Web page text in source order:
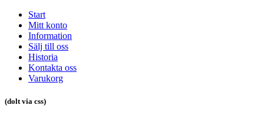
Start
Mitt konto
Information
Sälj till oss
Historia
Kontakta oss
Varukorg
(dolt via css)